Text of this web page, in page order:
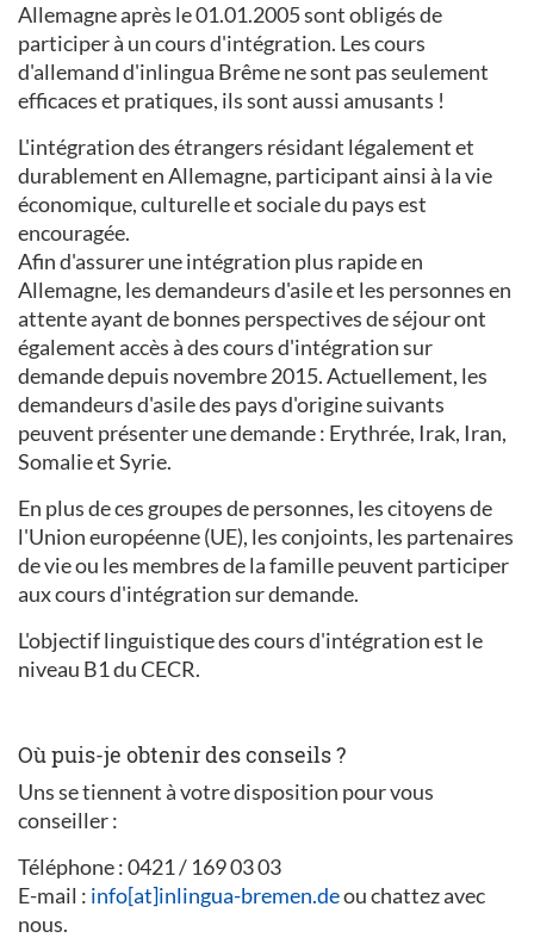
Allemagne après le 01.01.2005 sont obligés de
participer à un cours d'intégration. Les cours
d'allemand d'inlingua Brême ne sont pas seulement
efficaces et pratiques, ils sont aussi amusants !
L'intégration des étrangers résidant légalement et
durablement en Allemagne, participant ainsi à la vie
économique, culturelle et sociale du pays est
encouragée.
Afin d'assurer une intégration plus rapide en
Allemagne, les demandeurs d'asile et les personnes en
attente ayant de bonnes perspectives de séjour ont
également accès à des cours d'intégration sur
demande depuis novembre 2015. Actuellement, les
demandeurs d'asile des pays d'origine suivants
peuvent présenter une demande : Erythrée, Irak, Iran,
Somalie et Syrie.
En plus de ces groupes de personnes, les citoyens de
l'Union européenne (UE), les conjoints, les partenaires
de vie ou les membres de la famille peuvent participer
aux cours d'intégration sur demande.
L'objectif linguistique des cours d'intégration est le
niveau B1 du CECR.
Où puis-je obtenir des conseils ?
Uns se tiennent à votre disposition pour vous
conseiller :
Téléphone : 0421 / 169 03 03
E-mail : info[at]inlingua-bremen.deou chattez avec
nous.